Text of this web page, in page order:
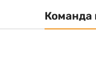
Команда